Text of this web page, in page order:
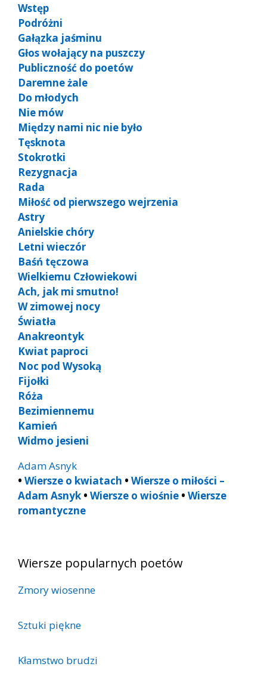
Wstęp
Podróżni
Gałązka jaśminu
Głos wołający na puszczy
Publiczność do poetów
Daremne żale
Do młodych
Nie mów
Między nami nic nie było
Tęsknota
Stokrotki
Rezygnacja
Rada
Miłość od pierwszego wejrzenia
Astry
Anielskie chóry
Letni wieczór
Baśń tęczowa
Wielkiemu Człowiekowi
Ach, jak mi smutno!
W zimowej nocy
Światła
Anakreontyk
Kwiat paproci
Noc pod Wysoką
Fijołki
Róża
Bezimiennemu
Kamień
Widmo jesieni
Adam Asnyk
• Wiersze o kwiatach • Wiersze o miłości –
Adam Asnyk • Wiersze o wiośnie • Wiersze
romantyczne
Wiersze popularnych poetów
Zmory wiosenne
Sztuki piękne
Kłamstwo brudzi